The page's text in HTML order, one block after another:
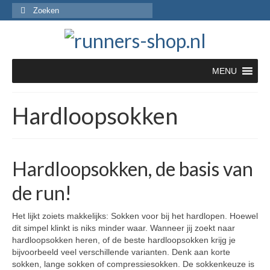
Zoeken
naar:
MENU
Hardloopsokken
Hardloopsokken, de basis van
de run!
Het lijkt zoiets makkelijks: Sokken voor bij het hardlopen. Hoewel
dit simpel klinkt is niks minder waar. Wanneer jij zoekt naar
hardloopsokken heren, of de beste hardloopsokken krijg je
bijvoorbeeld veel verschillende varianten. Denk aan korte
sokken, lange sokken of compressiesokken. De sokkenkeuze is